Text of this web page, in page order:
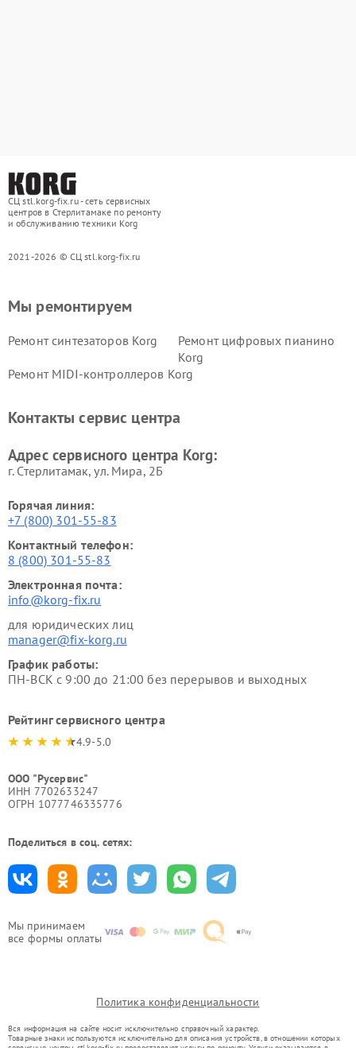
СЦ stl.korg-fix.ru - сеть сервисных
центров в Стерлитамаке по ремонту
и обслуживанию техники Korg
2021-2026 © СЦ stl.korg-fix.ru
Мы принимаем
все формы оплаты
Мы ремонтируем
Ремонт синтезаторов Korg
Ремонт цифровых пианино
Korg
Ремонт MIDI-контроллеров Korg
Контакты сервис центра
Адрес сервисного центра Korg:
г. Стерлитамак, ул. Мира, 2Б
Горячая линия:
+7 (800) 301-55-83
Контактный телефон:
8 (800) 301-55-83
Электронная почта:
info@korg-fix.ru
для юридических лиц
manager@fix-korg.ru
График работы:
ПН-ВСК с 9:00 до 21:00 без перерывов и выходных
Рейтинг сервисного центра
4.9-5.0
ООО "Русервис"
ИНН 7702633247
ОГРН 1077746335776
Поделиться в соц. сетях:
Политика конфиденциальности
Вся информация на сайте носит исключительно справочный характер.
Товарные знаки используются исключительно для описания устройств, в отношении которых